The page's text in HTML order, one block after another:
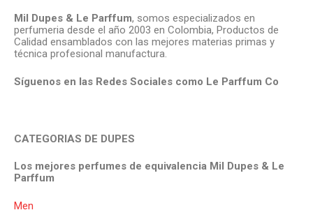
Mil Dupes & Le Parffum, somos especializados en
perfumeria desde el año 2003 en Colombia, Productos de
Calidad ensamblados con las mejores materias primas y
técnica profesional manufactura.
Síguenos en las Redes Sociales como Le Parffum Co
CATEGORIAS DE DUPES
Los mejores perfumes de equivalencia Mil Dupes & Le
Parffum
Men